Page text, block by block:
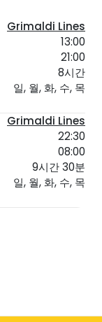
Grimaldi Lines
13:00
21:00
8시간
일, 월, 화, 수, 목
Grimaldi Lines
22:30
08:00
9시간 30분
일, 월, 화, 수, 목